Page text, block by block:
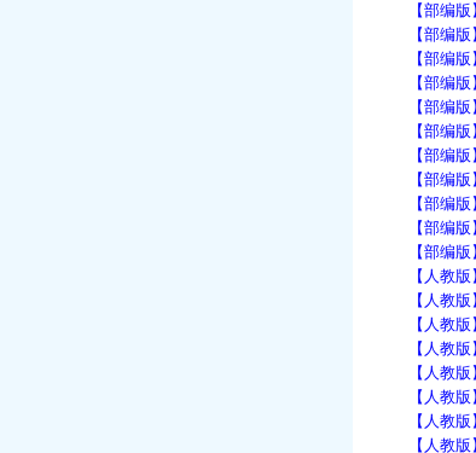
【部编版】
【部编版】
【部编版】
【部编版】
【部编版】
【部编版】
【部编版】
【部编版】
【部编版】
【部编版】
【部编版】
【人教版】
【人教版】
【人教版】
【人教版】
【人教版】
【人教版】
【人教版】
【人教版】